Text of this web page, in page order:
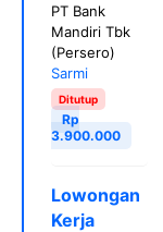
PT Bank
Mandiri Tbk
(Persero)
Sarmi
Ditutup
Rp
3.900.000
Lowongan
Kerja